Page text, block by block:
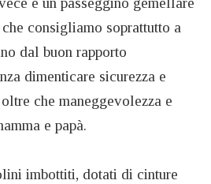
consigliamo soprattutto a
dal buon rapporto
dimenticare sicurezza e
che maneggevolezza e
e papà.
imbottiti, dotati di cinture